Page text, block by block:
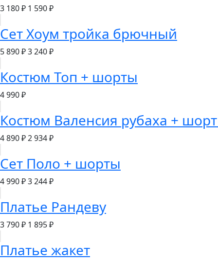
3 180 ₽ 1 590 ₽
Сет Хоум тройка брючный
5 890 ₽3 240 ₽
Костюм Топ + шорты
4 990 ₽
Костюм Валенсия рубаха +
4 890 ₽2 934 ₽
Сет Поло + шорты
4 990 ₽3 244 ₽
Платье Рандеву
3 790 ₽ 1 895 ₽
Платье жакет